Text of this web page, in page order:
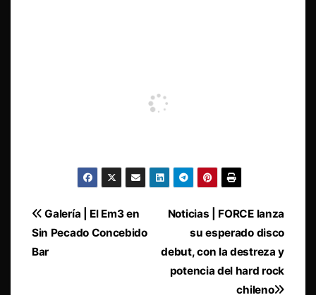
Navegación
de
Noticias | FORCE lanza
su esperado disco
debut, con la destreza y
potencia del hard rock
chileno
Galería | El Em3 en
Sin Pecado Concebido
Bar